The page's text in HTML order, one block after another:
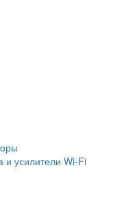
и усилители Wi-Fi